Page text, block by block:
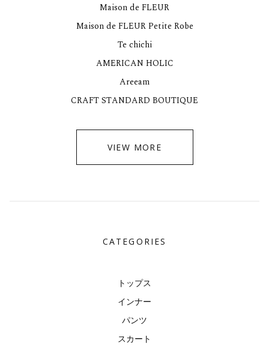
Maison de FLEUR
Maison de FLEUR Petite Robe
Te chichi
AMERICAN HOLIC
Areeam
CRAFT STANDARD BOUTIQUE
VIEW MORE
CATEGORIES
トップス
インナー
パンツ
スカート